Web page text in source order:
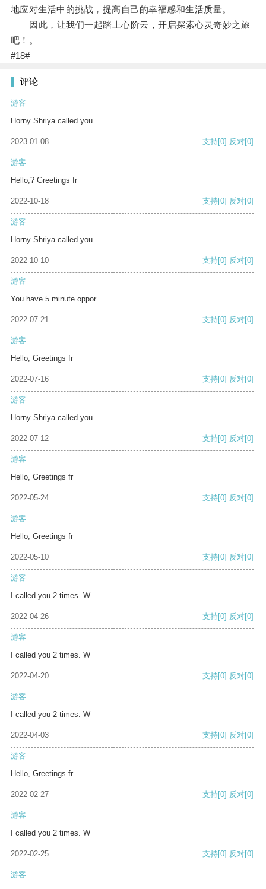
地应对生活中的挑战，提高自己的幸福感和生活质量。
因此，让我们一起踏上心阶云，开启探索心灵奇妙之旅
吧！。
#18#
评论
游客
Horny Shriya called you
2023-01-08 支持[0] 反对[0]
游客
Hello,? Greetings fr
2022-10-18 支持[0] 反对[0]
游客
Horny Shriya called you
2022-10-10 支持[0] 反对[0]
游客
You have 5 minute oppor
2022-07-21 支持[0] 反对[0]
游客
Hello, Greetings fr
2022-07-16 支持[0] 反对[0]
游客
Horny Shriya called you
2022-07-12 支持[0] 反对[0]
游客
Hello, Greetings fr
2022-05-24 支持[0] 反对[0]
游客
Hello, Greetings fr
2022-05-10 支持[0] 反对[0]
游客
I called you 2 times. W
2022-04-26 支持[0] 反对[0]
游客
I called you 2 times. W
2022-04-20 支持[0] 反对[0]
游客
I called you 2 times. W
2022-04-03 支持[0] 反对[0]
游客
Hello, Greetings fr
2022-02-27 支持[0] 反对[0]
游客
I called you 2 times. W
2022-02-25 支持[0] 反对[0]
游客